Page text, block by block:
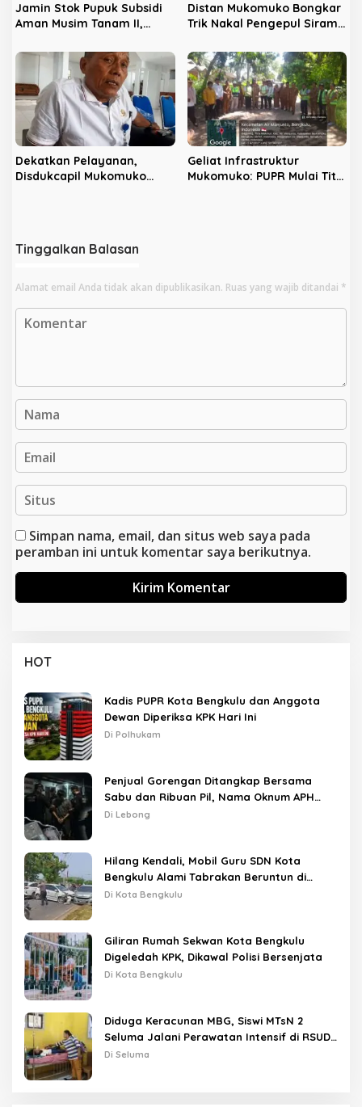
Jamin Stok Pupuk Subsidi
Aman Musim Tanam II,
Kios Nakal
Distan Mukomuko Bongkar
Trik Nakal Pengepul Siram
Anjlok di Bawah Provinsi
Dekatkan Pelayanan,
Disdukcapil Mukomuko
Geliat Infrastruktur
Mukomuko: PUPR Mulai Titik
Tinggalkan Balasan
Alamat email Anda tidak akan dipublikasikan. Ruas yang wajib ditandai *
Simpan nama, email, dan situs web saya pada
peramban ini untuk komentar saya berikutnya.
HOT
Kadis PUPR Kota Bengkulu dan Anggota
Dewan Diperiksa KPK Hari Ini
Di Polhukam
Penjual Gorengan Ditangkap Bersama
Sabu dan Ribuan Pil, Nama Oknum APH
Disebut Saat Interogasi
Di Lebong
Hilang Kendali, Mobil Guru SDN Kota
Bengkulu Alami Tabrakan Beruntun di
Lampu Merah
Di Kota Bengkulu
Giliran Rumah Sekwan Kota Bengkulu
Digeledah KPK, Dikawal Polisi Bersenjata
Di Kota Bengkulu
Diduga Keracunan MBG, Siswi MTsN 2
Seluma Jalani Perawatan Intensif di RSUD
Tais
Di Seluma